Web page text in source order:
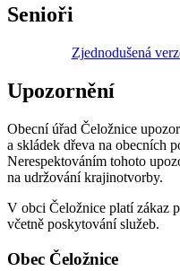
Senioři
Zjednodušená
Upozornění
Obecní úřad Čeložnice
a skládek dřeva na obecních
Nerespektováním tohoto
na udržování krajinotvorby.
V obci Čeložnice platí zákaz
včetně poskytování služeb.
Obec Čeložnice